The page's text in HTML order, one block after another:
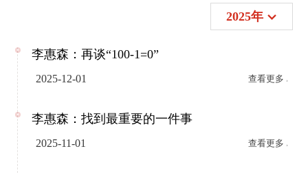
2025年
李惠森：再谈“100-1=0”
2025-12-01 查看更多
李惠森：找到最重要的一件事
2025-11-01 查看更多